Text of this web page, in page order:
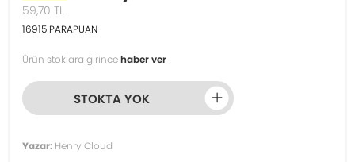
59,70 TL
16915 PARAPUAN
Ürün stoklara girincehaber ver
STOKTA YOK
Yazar: Henry Cloud